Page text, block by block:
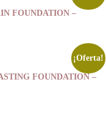
FOUNDATION –
¡Oferta!
FOUNDATION –